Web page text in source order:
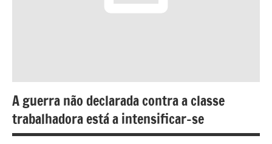
A guerra não declarada contra a classe
trabalhadora está a intensificar-se